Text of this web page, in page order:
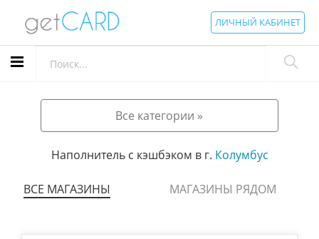
ЛИЧНЫЙ КАБИНЕТ
Все категории »
Наполнитель с кэшбэком в г. Колумбус
ВСЕ МАГАЗИНЫ МАГАЗИНЫ РЯДОМ